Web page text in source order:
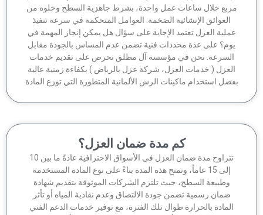
خلال ساعات عمل واحدة، بشرط جاهزية السطح وخلوه من
العوائق الإنشائية الضخمة. العوامل المتحكمة في سرعة تنفيذ
العزل تعتمد الإجابة على سؤال هل يمكن إنجاز المهمة في
على عدة محددات فنية تضمن عدم المساس بالجودة مقابل
نحن في مؤسسة آل مطلق نحرص على تقديم خدمات
( خدمات العزل، شركة عزل بالرياض ) بكفاءة زمنية عالية
استخدام ماكينات الرش الألمانية المتطورة التي توزع المادة
كم مدة ضمان العزل؟
تتراوح مدة ضمان العزل في الأسواق الاحترافية عادةً ما بين 10
إلى 15 عاماً، وتمنح هذه المدة بناءً على نوع المادة المستخدمة
وطبيعة السطح، حيث تلتزم الشركات الموثوقة بتقديم شهادة
ضمان رسمية تضمن جودة الالتصاق وعدم نفاذية المياه أو تأثر
المادة بالحرارة طوال تلك الفترة، مع توفير خدمات الدعم الفني